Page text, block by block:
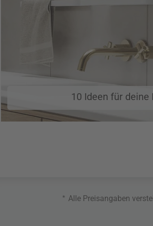
10 Ideen für deine
* Alle Preisangaben